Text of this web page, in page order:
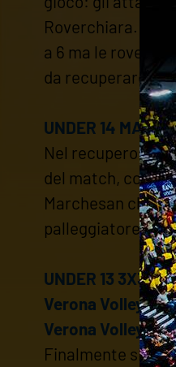
Roverchiara. Nel
a 6 ma le
da recuperare.
UNDER 14
Nel recupero
del match,
Marchesan che
palleggiatore
UNDER 13 3X3:
Verona Volley
Verona Volley
Finalmente si